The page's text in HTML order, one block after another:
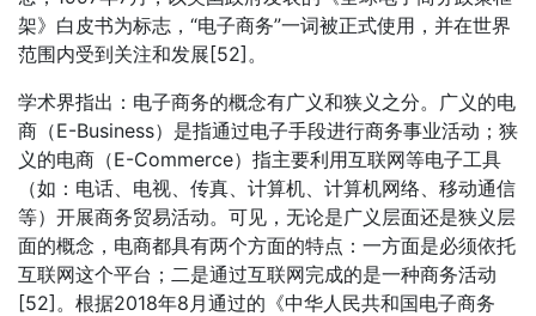
架》白皮书为标志，“电子商务”一词被正式使用，并在世界
范围内受到关注和发展[52]。
学术界指出：电子商务的概念有广义和狭义之分。广义的电
商（E-Business）是指通过电子手段进行商务事业活动；狭
义的电商（E-Commerce）指主要利用互联网等电子工具
（如：电话、电视、传真、计算机、计算机网络、移动通信
等）开展商务贸易活动。可见，无论是广义层面还是狭义层
面的概念，电商都具有两个方面的特点：一方面是必须依托
互联网这个平台；二是通过互联网完成的是一种商务活动
[52]。根据2018年8月通过的《中华人民共和国电子商务